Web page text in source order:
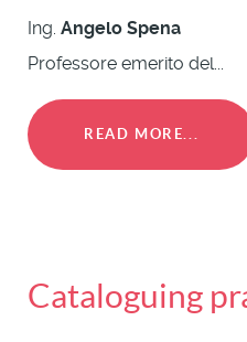
Ing. Angelo Spena
Professore emerito del...
READ MORE...
Cataloguing